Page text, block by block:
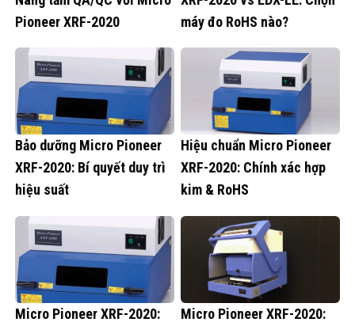
Pioneer XRF-2020
máy đo RoHS nào?
Bảo dưỡng Micro Pioneer
XRF-2020: Bí quyết duy trì
hiệu suất
Hiệu chuẩn Micro Pioneer
XRF-2020: Chính xác hợp
kim & RoHS
Micro Pioneer XRF-2020:
Micro Pioneer XRF-2020: